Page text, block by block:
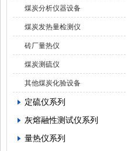
煤炭分析仪器设备
煤炭发热量检测仪
砖厂量热仪
煤炭测硫仪
其他煤炭化验设备
定硫仪系列
灰熔融性测试仪系列
量热仪系列